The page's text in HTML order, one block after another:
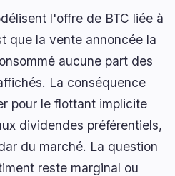
l'offre de BTC liée à
que la vente annoncée la
aucune part des
La conséquence
pour le flottant implicite
dividendes préférentiels,
du marché. La question
reste marginal ou